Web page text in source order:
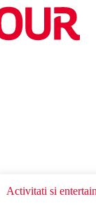
perfecta
Activitati si